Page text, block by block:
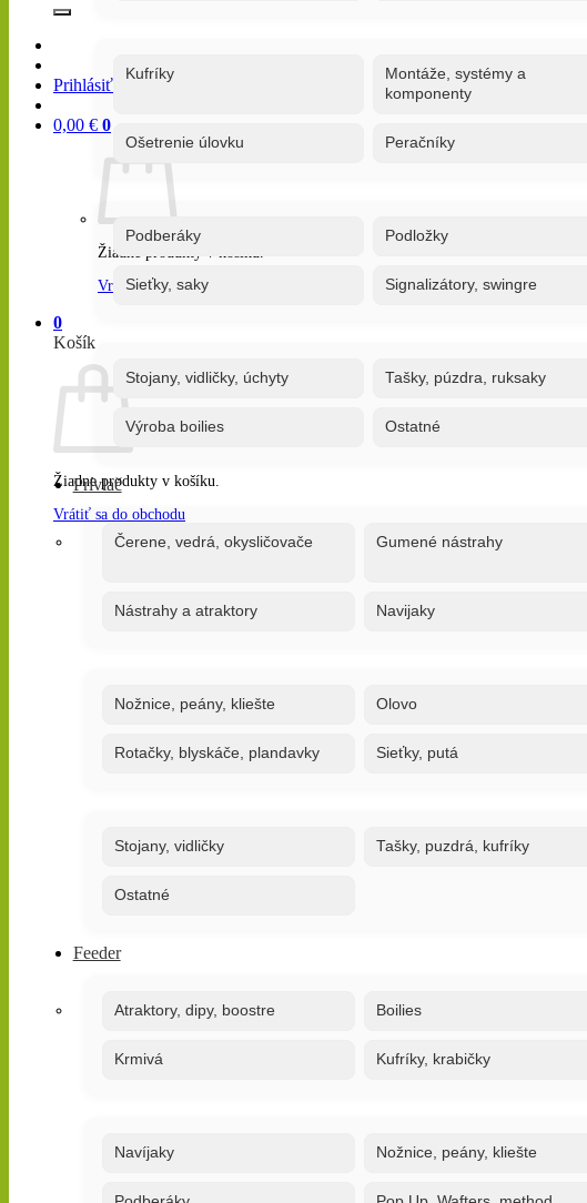
Prihlásiť / Registrovať
0,00 € 0
Žiadne produkty v košíku.
Vrátiť sa do obchodu
0
Košík
Žiadne produkty v košíku.
Vrátiť sa do obchodu
Kufríky
Montáže, systémy a
komponenty
Ošetrenie úlovku Peračníky
Podberáky Podložky
Sieťky, saky Signalizátory, swingre
Stojany, vidličky, úchyty Tašky, púzdra, ruksaky
Výroba boilies Ostatné
Prívlač
Čerene, vedrá, okysličovače Gumené nástrahy
Nástrahy a atraktory Navijaky
Nožnice, peány, kliešte Olovo
Rotačky, blyskáče, plandavky Sieťky, putá
Stojany, vidličky Tašky, puzdrá, kufríky
Ostatné
Feeder
Atraktory, dipy, boostre Boilies
Krmivá Kufríky, krabičky
Navíjaky Nožnice, peány, kliešte